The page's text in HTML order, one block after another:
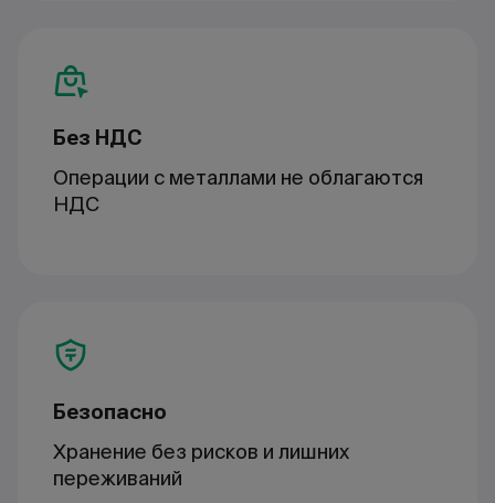
Без НДС
Операции с металлами не облагаются
НДС
Безопасно
Хранение без рисков и лишних
переживаний